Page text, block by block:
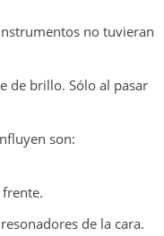
no tuvieran
de brillo. Sólo al pasar
son:
de la cara.